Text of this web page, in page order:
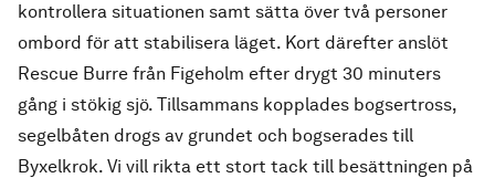
kontrollera situationen samt sätta över två personer
ombord för att stabilisera läget. Kort därefter anslöt
Rescue Burre från Figeholm efter drygt 30 minuters
gång i stökig sjö. Tillsammans kopplades bogsertross,
segelbåten drogs av grundet och bogserades till
Byxelkrok. Vi vill rikta ett stort tack till besättningen på